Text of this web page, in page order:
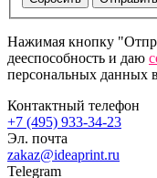
Нажимая кнопку
дееспособность и даю
персональных данных
Контактный телефон
+7 (495) 933-34-23
Эл. почта
zakaz@ideaprint.ru
Telegram